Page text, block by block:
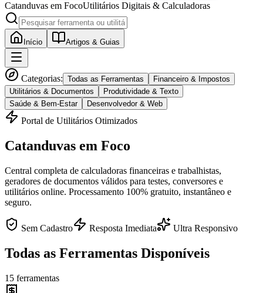
Catanduvas em FocoUtilitários Digitais & Calculadoras
Início Artigos & Guias
Categorias: Todas as Ferramentas
Financeiro & Impostos
Utilitários & Documentos
Produtividade & Texto
Saúde & Bem-Estar
Desenvolvedor & Web
Portal de Utilitários Otimizados
Catanduvas em Foco
Central completa de calculadoras financeiras e trabalhistas,
geradores de documentos válidos para testes, conversores e
utilitários online. Processamento 100% gratuito, instantâneo e
seguro.
Sem Cadastro Resposta Imediata Ultra Responsivo
Todas as Ferramentas Disponíveis
15 ferramentas